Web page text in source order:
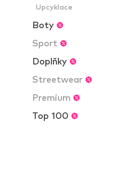
Upcyklace
Boty
Sport
Doplňky
Streetwear
Premium
Top 100